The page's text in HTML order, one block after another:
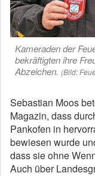
Kameraden der
bekräftigten ihre
Abzeichen. (Bild:
Sebastian Moos
Magazin, dass
Pankofen in
bewiesen wurde
dass sie ohne
Auch über